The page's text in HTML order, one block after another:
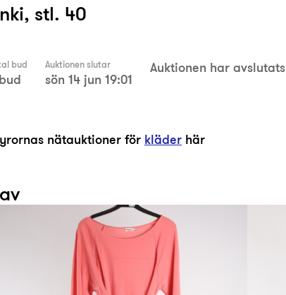
stl. 40
bud Auktionen slutar
sön 14 jun 19:01
Auktionen har avslutats
nätauktioner för kläder här